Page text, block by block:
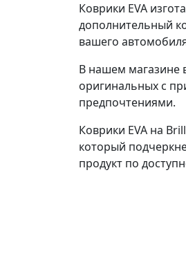
Коврики EVA
дополнительный
вашего
В нашем магазине
оригинальных с
предпочтениями.
Коврики EVA на
который
продукт по